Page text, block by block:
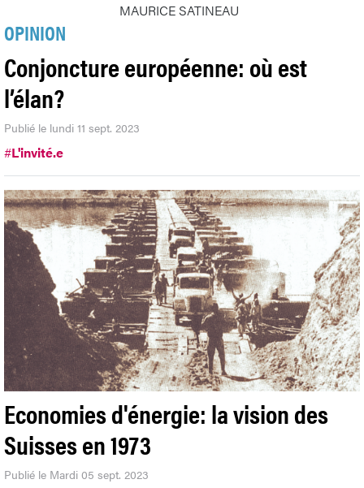
MAURICE SATINEAU
OPINION
Conjoncture européenne: où est
l’élan?
Publié le lundi 11 sept. 2023
#L'invité.e
Economies d'énergie: la vision des
Suisses en 1973
Publié le Mardi 05 sept. 2023